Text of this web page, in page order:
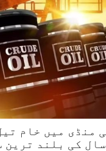
سال کی بلند